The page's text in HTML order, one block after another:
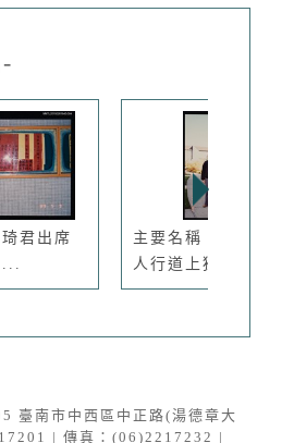
君出席
...
主要名稱：李唐基於
人行道上獨...
臺南市中西區中正路(湯德章大
| 傳真：(06)2217232 |